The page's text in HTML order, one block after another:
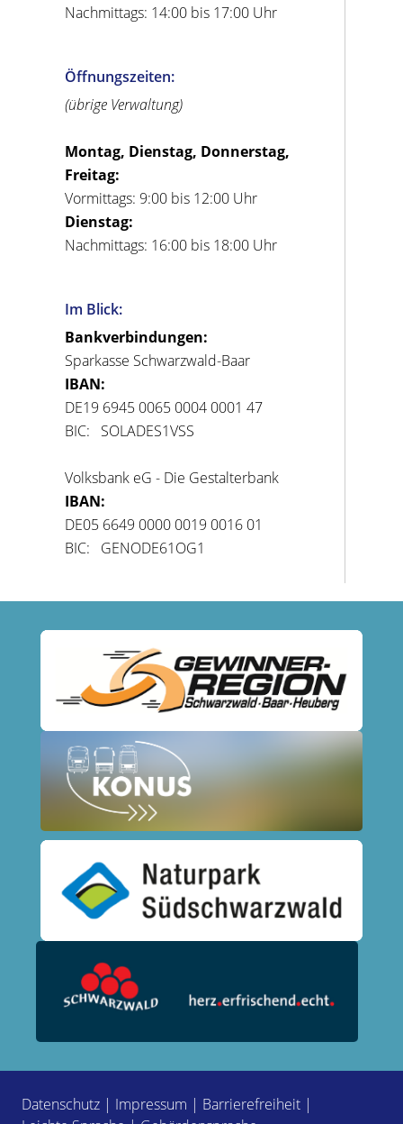
Nachmittags: 14:00 bis 17:00 Uhr
Öffnungszeiten:
(übrige Verwaltung)
Montag, Dienstag, Donnerstag,
Freitag:
Vormittags: 9:00 bis 12:00 Uhr
Dienstag:
Nachmittags: 16:00 bis 18:00 Uhr
Im Blick:
Bankverbindungen:
Sparkasse Schwarzwald-Baar
IBAN:
DE19 6945 0065 0004 0001 47
BIC: SOLADES1VSS
Volksbank eG - Die Gestalterbank
IBAN:
DE05 6649 0000 0019 0016 01
BIC: GENODE61OG1
Datenschutz | Impressum | Barrierefreiheit |